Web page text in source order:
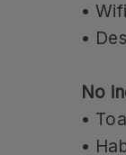
•
•
No
•
•